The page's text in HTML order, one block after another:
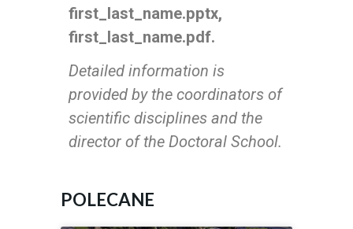
first_last_name.pptx,
first_last_name.pdf.
Detailed information is
provided by the coordinators of
scientific disciplines and the
director of the Doctoral School.
POLECANE